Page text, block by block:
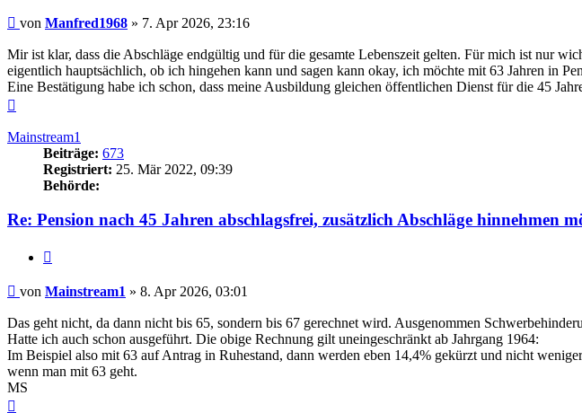
Beitrag
von Manfred1968 » 7. Apr 2026, 23:16
Mir ist klar, dass die Abschläge endgültig und für die gesamte Lebenszeit gelten. Für mich ist nur
eigentlich hauptsächlich, ob ich hingehen kann und sagen kann okay, ich möchte mit 63 Jahren in
Eine Bestätigung habe ich schon, dass meine Ausbildung gleichen öffentlichen Dienst für die 45
Mainstream1
Beiträge: 673
Registriert: 25. Mär 2022, 09:39
Behörde:
Re: Pension nach 45 Jahren abschlagsfrei, zusätzlich Abschläge hinnehmen
Beitrag
von Mainstream1 » 8. Apr 2026, 03:01
Das geht nicht, da dann nicht bis 65, sondern bis 67 gerechnet wird. Ausgenommen
Hatte ich auch schon ausgeführt. Die obige Rechnung gilt uneingeschränkt ab Jahrgang 1964:
Im Beispiel also mit 63 auf Antrag in Ruhestand, dann werden eben 14,4% gekürzt und nicht
wenn man mit 63 geht.
MS